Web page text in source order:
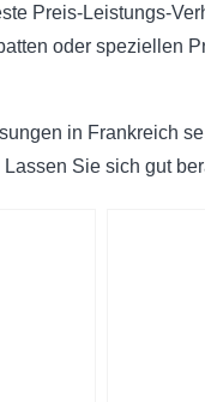
Preis-Leistungs-
oder speziellen
in Frankreich
Sie sich gut